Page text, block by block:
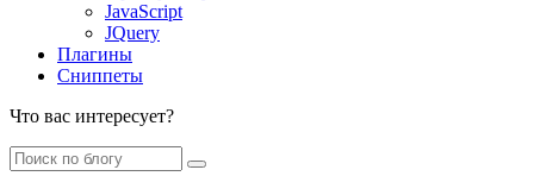
JavaScript
JQuery
Плагины
Сниппеты
Что вас интересует?